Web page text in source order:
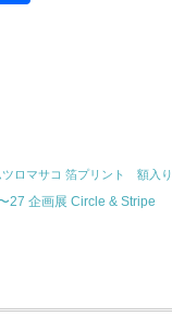
ツロマサコ 箔プリント 額入り
27 企画展 Circle & Stripe